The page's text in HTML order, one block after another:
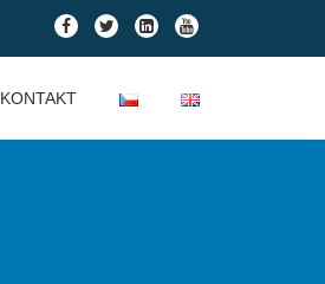
fa-
facebook
fa-
twitter
fa-
linkedin-
square
fa-
youtube
KONTAKT